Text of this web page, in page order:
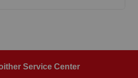
Service Center